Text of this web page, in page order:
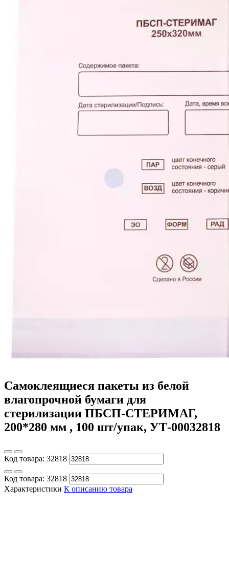
Самоклеящиеся пакеты из белой
влагопрочной бумаги для
стерилизации ПБСП-СТЕРИМАГ,
200*280 мм , 100 шт/упак, УТ-00032818
Код товара: 32818
Код товара: 32818
Характеристики К описанию товара